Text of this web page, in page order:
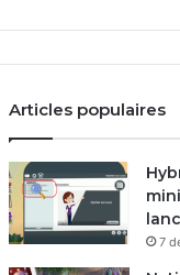
Articles populaires
7